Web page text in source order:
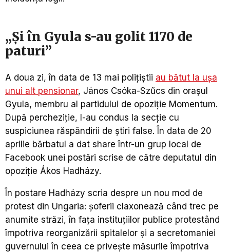
„Şi în Gyula s-au golit 1170 de
paturi”
A doua zi, în data de 13 mai poliţiştii au bătut la uşa
unui alt pensionar, János Csóka-Szűcs din oraşul
Gyula, membru al partidului de opoziţie Momentum.
După percheziţie, l-au condus la secţie cu
suspiciunea răspândirii de ştiri false. În data de 20
aprilie bărbatul a dat share într-un grup local de
Facebook unei postări scrise de către deputatul din
opoziţie Ákos Hadházy.
În postare Hadházy scria despre un nou mod de
protest din Ungaria: şoferii claxonează când trec pe
anumite străzi, în faţa instituţiilor publice protestând
împotriva reorganizării spitalelor şi a secretomaniei
guvernului în ceea ce priveşte măsurile împotriva